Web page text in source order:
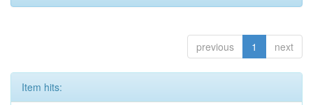
previous 1 next
Item hits: